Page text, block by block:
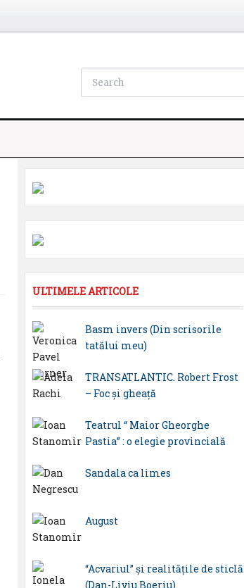
ULTIMELE ARTICOLE
Basm invers (Din scrisorile
tatălui meu)
TRANSATLANTIC. Robert Frost
– Foc și gheață
Teatrul “ Maior Gheorghe
Pastia” : o elegie provincială
Sandala ca limes
August
“Acvariul” și realitățile de sticlă
(Dan-Liviu Boeriu)